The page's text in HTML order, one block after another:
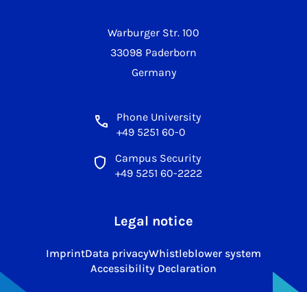
Warburger Str. 100
33098 Paderborn
Germany
Phone University
+49 5251 60-0
Campus Security
+49 5251 60-2222
Legal notice
ImprintData privacyWhistleblower system
Accessibility Declaration